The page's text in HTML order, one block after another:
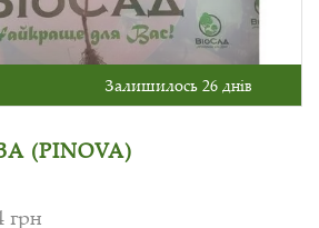
Залишилось 26 днів
(PINOVA)
грн